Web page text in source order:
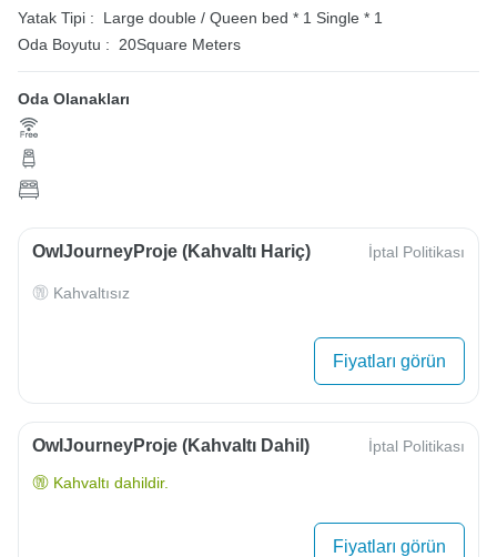
Yatak Tipi : Large double / Queen bed * 1 Single * 1
Oda Boyutu :
20Square Meters
Oda Olanakları
OwlJourneyProje (Kahvaltı Hariç) İptal Politikası
Kahvaltısız
Fiyatları görün
OwlJourneyProje (Kahvaltı Dahil) İptal Politikası
Kahvaltı dahildir.
Fiyatları görün